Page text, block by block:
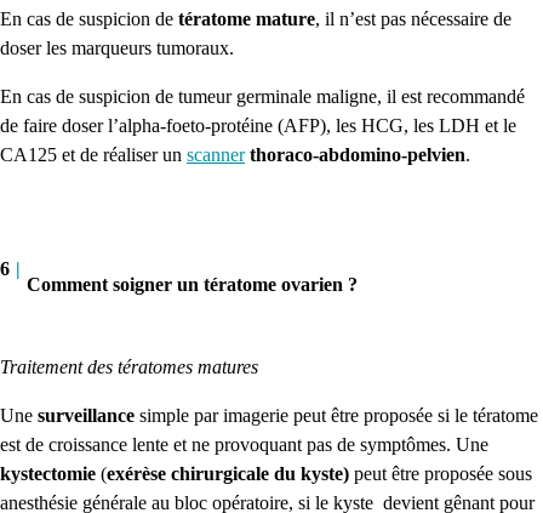
En cas de suspicion de tératome mature, il n’est pas nécessaire de
doser les marqueurs tumoraux.
En cas de suspicion de tumeur germinale maligne, il est recommandé
de faire doser l’alpha-foeto-protéine (AFP), les HCG, les LDH et le
CA125 et de réaliser un scannerthoraco-abdomino-pelvien.
6 |
Comment soigner un tératome ovarien ?
Traitement des tératomes matures
Une surveillance simple par imagerie peut être proposée si le tératome
est de croissance lente et ne provoquant pas de symptômes. Une
kystectomie (exérèse chirurgicale du kyste) peut être proposée sous
anesthésie générale au bloc opératoire, si le kyste devient gênant pour